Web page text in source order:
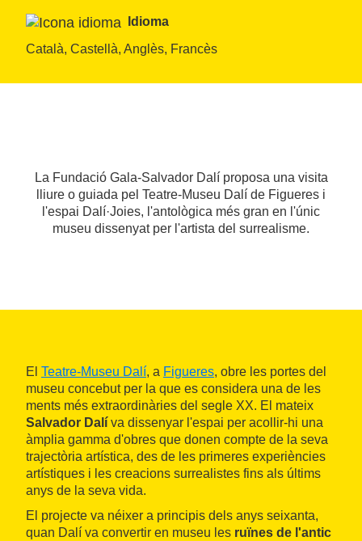
Idioma
Català, Castellà, Anglès, Francès
La Fundació Gala-Salvador Dalí proposa una visita
lliure o guiada pel Teatre-Museu Dalí de Figueres i
l'espai Dalí·Joies, l'antològica més gran en l'únic
museu dissenyat per l'artista del surrealisme.
El Teatre-Museu Dalí, a Figueres, obre les portes del
museu concebut per la que es considera una de les
ments més extraordinàries del segle XX. El mateix
Salvador Dalí va dissenyar l'espai per acollir-hi una
àmplia gamma d'obres que donen compte de la seva
trajectòria artística, des de les primeres experiències
artístiques i les creacions surrealistes fins als últims
anys de la seva vida.
El projecte va néixer a principis dels anys seixanta,
quan Dalí va convertir en museu les ruïnes de l'antic